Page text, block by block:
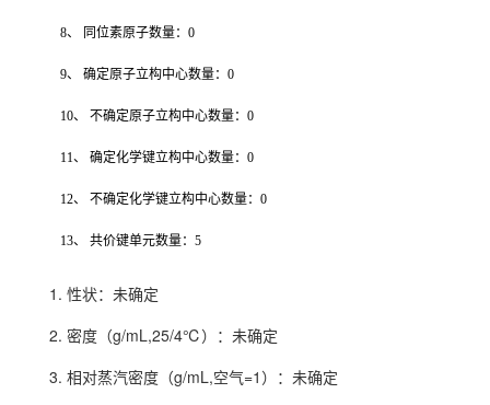
8、 同位素原子数量：0
9、 确定原子立构中心数量：0
10、 不确定原子立构中心数量：0
11、 确定化学键立构中心数量：0
12、 不确定化学键立构中心数量：0
13、 共价键单元数量：5
1. 性状：未确定
2. 密度（g/mL,25/4℃）：未确定
3. 相对蒸汽密度（g/mL,空气=1）：未确定